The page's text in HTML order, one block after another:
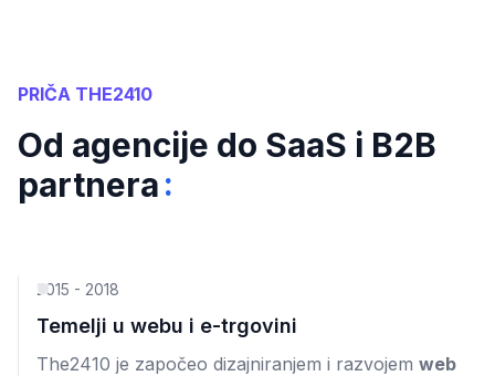
PRIČA THE2410
Od agencije do SaaS i B2B
partnera:
2015 - 2018
Temelji u webu i e-trgovini
The2410 je započeo dizajniranjem i razvojem web